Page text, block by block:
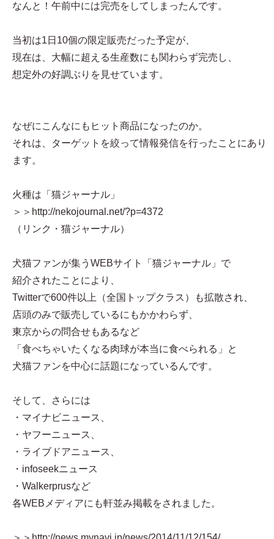
なんと！午前中には完売をしてしまったんです。
当初は1日10個の限定販売だった予定が、
現在は、大幅に超える生産数にも関わらず完売し、
想定外の好調ぶりを見せています。
なぜにこんなにもヒット商品になったのか。
それは、ターゲットを絞って情報発信を行ったことにあり
ます。
火種は「猫ジャーナル」
＞＞http://nekojournal.net/?p=4372
（リンク・猫ジャーナル）
犬猫ファンが集うWEBサイト「猫ジャーナル」で
紹介されたことにより、
Twitterで600件以上（全国トップクラス）も拡散され、
店頭のみで販売しているにもかかわらず、
東京からの問合せもあるなど
「食べちゃいたくなる肉球が本当に食べられる」と
犬猫ファンを中心に話題になっているんです。
そして、さらには
・マイナビニュース、
・ヤフーニュース、
・ライブドアニュース、
・infoseekニュース
・Walkerprusなど
各WEBメディアにも軒並み掲載をされました。